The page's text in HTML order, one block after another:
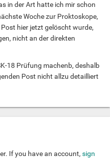
in der Art hatte ich mir schon
Woche zur Proktoskope,
hier jetzt gelöscht wurde,
nicht an der direkten
18 Prüfung machenb, deshalb
Post nicht allzu detailliert
If you have an account, sign